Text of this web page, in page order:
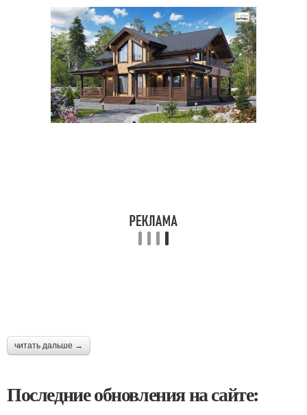
читать дальше →
Последние обновления на сайте: